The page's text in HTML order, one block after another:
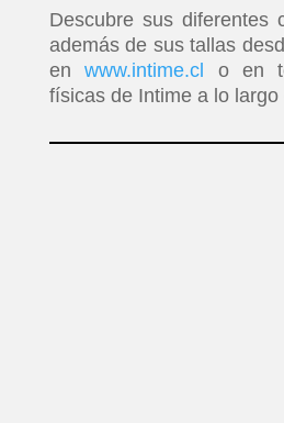
Descubre sus diferentes
además de sus tallas
enwww.intime.cl
o en
físicas de Intime a lo largo